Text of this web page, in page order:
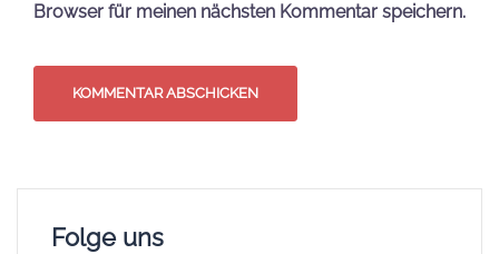
Browser für meinen nächsten Kommentar speichern.
Folge uns